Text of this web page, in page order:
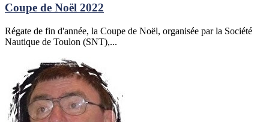
Coupe de Noël 2022
Régate de fin d'année, la Coupe de Noël, organisée par la Société
Nautique de Toulon (SNT),...